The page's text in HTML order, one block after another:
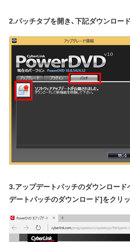
2.パッチタブを開き、下記ダウンロー
3.アップデートパッチのダウンロード
デートパッチのダウンロード]をクリッ